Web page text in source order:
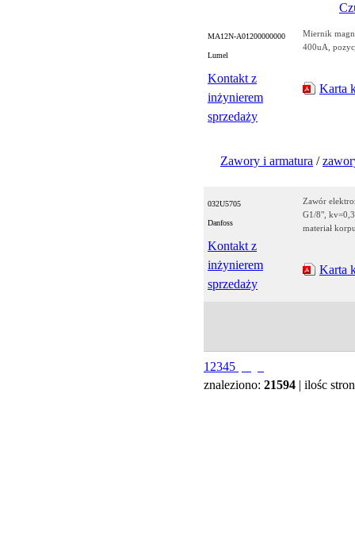
MA12N-A01200000000
Lumel
Kontakt z
inżynierem
sprzedaży
Miernik
400uA,
Karta
Zawory i armatura /
032U5705
Danfoss
Kontakt z
inżynierem
sprzedaży
Zawór
G1/8",
materiał
Karta
1 2345
znaleziono: 21594 | ilośc